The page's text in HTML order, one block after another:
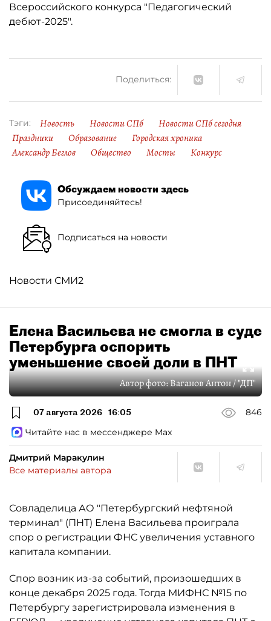
Всероссийского конкурса "Педагогический
дебют-2025".
Поделиться:
Тэги: Новость Новости СПб
Новости СПб сегодня
Праздники
Образование
Городская хроника
Александр Беглов
Общество Мосты Конкурс
Обсуждаем новости здесь
Присоединяйтесь!
Подписаться на новости
Новости СМИ2
Елена Васильева не смогла в суде
Петербурга оспорить
уменьшение своей доли в ПНТ
Автор фото:Ваганов Антон / "ДП"
07 августа 2026 16:05
846
Читайте нас в мессенджере Max
Дмитрий Маракулин
Все материалы автора
Совладелица АО "Петербургский нефтяной
терминал" (ПНТ) Елена Васильева проиграла
спор о регистрации ФНС увеличения уставного
капитала компании.
Спор возник из-за событий, произошедших в
конце декабря 2025 года. Тогда МИФНС №15 по
Петербургу зарегистрировала изменения в